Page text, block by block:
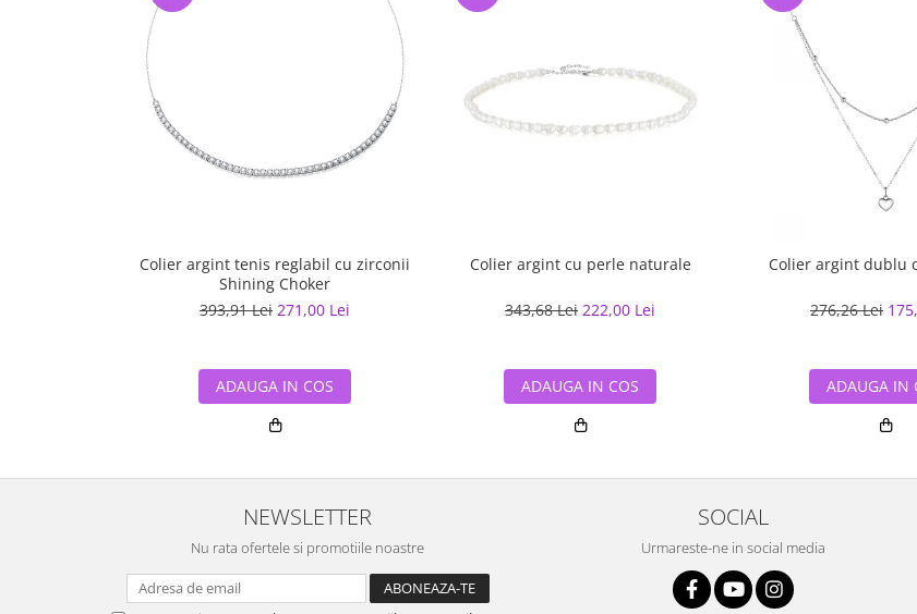
Colier argint tenis reglabil cu zirconii
Shining Choker
393,91 Lei 271,00 Lei
ADAUGA IN COS
Colier argint cu perle naturale
343,68 Lei 222,00 Lei
ADAUGA IN COS
Colier argint dublu
276,26 Lei
ADAUGA IN
NEWSLETTER
Nu rata ofertele si promotiile noastre
SOCIAL
Urmareste-ne in social media